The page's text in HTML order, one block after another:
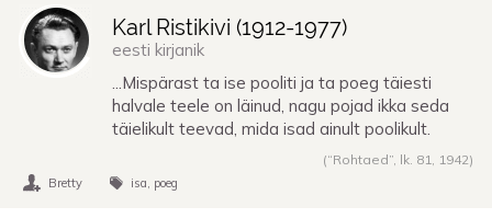
Karl Ristikivi (1912-1977)
eesti kirjanik
...Mispärast ta ise pooliti ja ta poeg täiesti
halvale teele on läinud, nagu pojad ikka seda
täielikult teevad, mida isad ainult poolikult.
(“Rohtaed”, lk. 81, 1942)
Bretty isa poeg